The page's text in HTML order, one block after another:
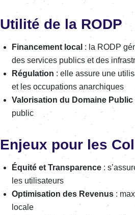
Utilité de la RODP
Finan­ce­ment local : la RODP
des services publics et des
Régu­la­tion : elle assure une
et les occu­pa­tions anar­chiques
Valo­ri­sa­tion du Domaine Public
public
Enjeux pour les
Équité et Trans­pa­rence :
les utili­sa­teurs
Opti­mi­sa­tion des Reve­nus :
locale